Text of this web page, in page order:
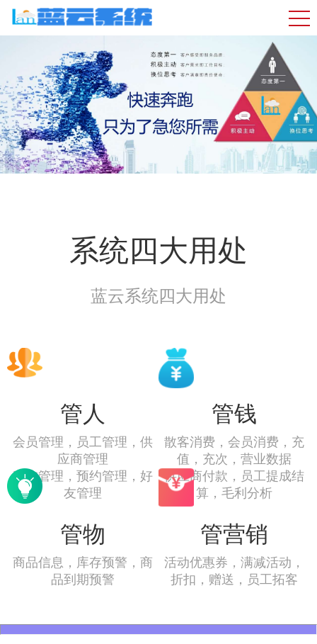
系统四大用处
蓝云系统四大用处
管人
会员管理，员工管理，供
应商管理
客户管理，预约管理，好
友管理
管钱
散客消费，会员消费，充
值，充次，营业数据
供应商付款，员工提成结
算，毛利分析
管物
商品信息，库存预警，商
品到期预警
管营销
活动优惠券，满减活动，
折扣，赠送，员工拓客